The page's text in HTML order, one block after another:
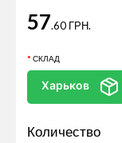
57.60 ГРН.
СКЛАД
Харьков
Количество